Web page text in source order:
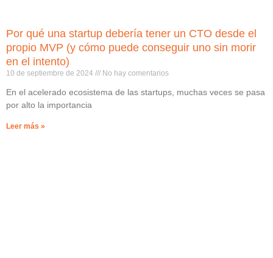
Por qué una startup debería tener un CTO desde el
propio MVP (y cómo puede conseguir uno sin morir
en el intento)
10 de septiembre de 2024 No hay comentarios
En el acelerado ecosistema de las startups, muchas veces se pasa
por alto la importancia
Leer más »